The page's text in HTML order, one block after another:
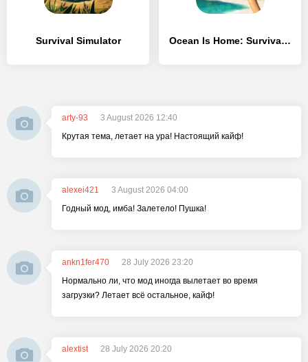
Survival Simulator Ocean Is Home: Survival Island
arty-93
3 August 2026 12:40
Крутая тема, летает на ура! Настоящий кайф!
alexei421
3 August 2026 04:00
Годный мод, имба! Залетело! Пушка!
ankn1fer470
28 July 2026 23:20
Нормально ли, что мод иногда вылетает во время
загрузки? Летает всё остальное, кайф!
alextist
28 July 2026 20:20